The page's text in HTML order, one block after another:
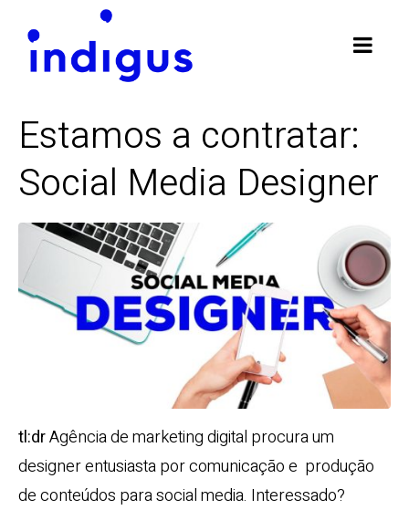
Estamos a contratar:
Social Media Designer
tl:drAgência de marketing digital procura um
designer entusiasta por comunicação e produção
de conteúdos para social media. Interessado?